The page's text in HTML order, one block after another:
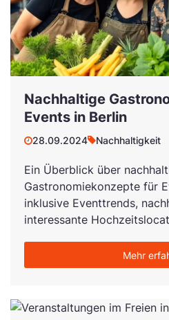
Nachhaltige
Events in Berlin
28.09.2024 Nachhaltigkeit
Ein Überblick über
Gastronomiekonzepte für
inklusive Eventtrends,
interessante
Mehr